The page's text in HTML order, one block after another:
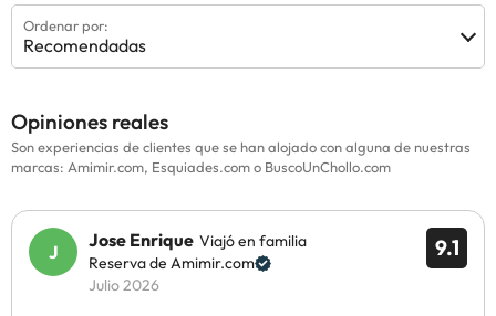
Ordenar por:
Recomendadas
Opiniones reales
Son experiencias de clientes que se han alojado con alguna de nuestras
marcas: Amimir.com, Esquiades.com o BuscoUnChollo.com
9.1
Jose Enrique Viajó en familia
Reserva de Amimir.com
Julio 2026